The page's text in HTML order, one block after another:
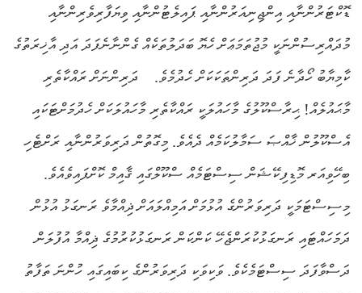
ޑޮކްޓަރުންނާއި އިންޖިނިއަރުންނާއި ޕައިލެޓުންނާއި ވިޔަފާރިވެރިންނާއި
މުދައްރިސުންނަކީ މުޖުތަމަޢަށް ހެޔޮ ބަދަލުތަކެއް ގެންނާނެފަދަ އަދި އާޚިރަތުގެ
ކާމިޔާބު ހޯދާނެ ފަދަ ދަރިންތަކަކަށް ހެދުމެވެ.
ދަރިންނަށް ރައްކާތެރި
މާޙައުލެއް! ޙިރާސްކޫލުގެ މާހައުލަކީ ރައްކާތެރި މާހައުލަކަށް ހެދުމަށްޓަކައި
އެސްކޫލުން ޚާއްޞަ ސަމާލުކަމެއް ދެއެވެ. މިގޮތުން ދަރިވަރުންނާއި ރަށްޓެހި
ބިހޭވިއަރ މޮޑިފިކޭޝަން ސިސްޓަމެއް ސްކޫލްގައި ޤާއިމް ކޮށްފައިވެއެވެ.
މިސިސްޓަމަކީ ދަރިވަރުންގެ އުޅުމަށް އަމިއްލައަށް ޛިއްމާވެ ރަނގަޅު އުޅުން
ދަމަހައްޓައި ރަނގަޅުކުރަންޖެހޭ ކަންކަން ރަނގަޅުކުރުމުގެ ޛިއްމާ އުފުލަން
ދަސްވާފަދަ ސިސްޓަމެކެވެ. ވަކިވަކި ދަރިވަރުންގެ ކިބައިގައި ހުންނަ ތަފާތު